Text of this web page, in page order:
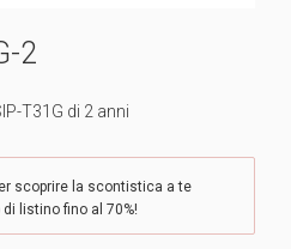
2
T31G di 2 anni
scoprire la scontistica a te
listino fino al 70%!